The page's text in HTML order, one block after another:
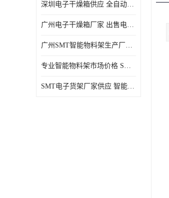
深圳电子干燥箱供应 全自动恒温干燥箱厂家批发
广州电子干燥箱厂家 出售电子干燥箱优惠供应价格
广州SMT智能物料架生产厂家 智能物料架设计定制
专业智能物料架市场价格 SMT智能物料架供应厂家
SMT电子货架厂家供应 智能电子货架现货直销